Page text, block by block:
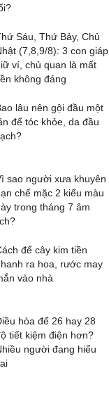
Sáu, Thứ Bảy, Chủ
(7,8,9/8): 3 con giáp
ví, chủ quan là mất
không đáng
lâu nên gội đầu một
để tóc khỏe, da đầu
sao người xưa khuyên
chế mặc 2 kiểu màu
trong tháng 7 âm
để cây kim tiền
ra hoa, rước may
vào nhà
hòa để 26 hay 28
tiết kiệm điện hơn?
người đang hiểu